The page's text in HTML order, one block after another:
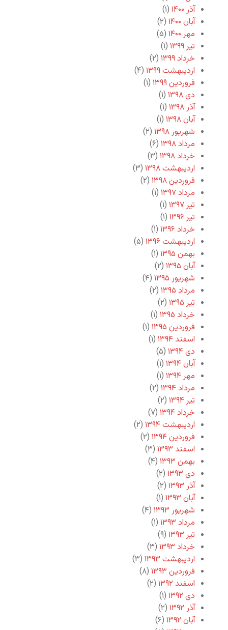
آذر ۱۴۰۰
(۱)
آبان ۱۴۰۰
(۲)
مهر ۱۴۰۰
(۵)
تیر ۱۳۹۹
(۱)
خرداد ۱۳۹۹
(۲)
اردیبهشت ۱۳۹۹
(۴)
فروردین ۱۳۹۹
(۱)
دی ۱۳۹۸
(۱)
آذر ۱۳۹۸
(۱)
آبان ۱۳۹۸
(۱)
شهریور ۱۳۹۸
(۲)
مرداد ۱۳۹۸
(۶)
خرداد ۱۳۹۸
(۳)
اردیبهشت ۱۳۹۸
(۳)
فروردین ۱۳۹۸
(۲)
مرداد ۱۳۹۷
(۱)
تیر ۱۳۹۷
(۱)
تیر ۱۳۹۶
(۱)
خرداد ۱۳۹۶
(۱)
اردیبهشت ۱۳۹۶
(۵)
بهمن ۱۳۹۵
(۱)
آبان ۱۳۹۵
(۲)
شهریور ۱۳۹۵
(۴)
مرداد ۱۳۹۵
(۲)
تیر ۱۳۹۵
(۲)
خرداد ۱۳۹۵
(۱)
فروردین ۱۳۹۵
(۱)
اسفند ۱۳۹۴
(۱)
دی ۱۳۹۴
(۵)
آبان ۱۳۹۴
(۱)
مهر ۱۳۹۴
(۱)
مرداد ۱۳۹۴
(۲)
تیر ۱۳۹۴
(۲)
خرداد ۱۳۹۴
(۷)
اردیبهشت ۱۳۹۴
(۲)
فروردین ۱۳۹۴
(۲)
اسفند ۱۳۹۳
(۳)
بهمن ۱۳۹۳
(۴)
دی ۱۳۹۳
(۲)
آذر ۱۳۹۳
(۲)
آبان ۱۳۹۳
(۱)
شهریور ۱۳۹۳
(۴)
مرداد ۱۳۹۳
(۱)
تیر ۱۳۹۳
(۹)
خرداد ۱۳۹۳
(۳)
اردیبهشت ۱۳۹۳
(۳)
فروردین ۱۳۹۳
(۸)
اسفند ۱۳۹۲
(۲)
دی ۱۳۹۲
(۱)
آذر ۱۳۹۲
(۲)
آبان ۱۳۹۲
(۶)